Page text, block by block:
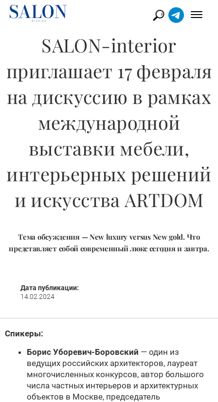
​SALON-interior
приглашает 17 февраля
на дискуссию в рамках
международной
выставки мебели,
интерьерных решений
и искусства ARTDOM
Тема обсуждения — New luxury versus New gold. Что
представляет собой современный люкс сегодня и завтра.
Дата публикации:
14.02.2024
Спикеры:
Борис Уборевич-Боровский — один из
ведущих российских архитекторов, лауреат
многочисленных конкурсов, автор большого
числа частных интерьеров и архитектурных
объектов в Москве, председатель